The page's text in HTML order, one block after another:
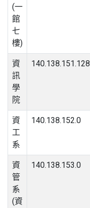
(一
館
七
樓)
資
訊
學
院
140.138.151.128
資
工
系
140.138.152.0
資
管
系
(資
140.138.153.0